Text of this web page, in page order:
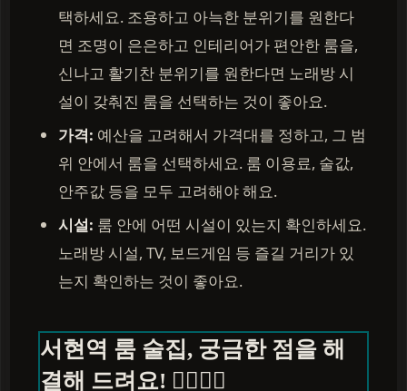
택하세요. 조용하고 아늑한 분위기를 원한다
면 조명이 은은하고 인테리어가 편안한 룸을,
신나고 활기찬 분위기를 원한다면 노래방 시
설이 갖춰진 룸을 선택하는 것이 좋아요.
가격: 예산을 고려해서 가격대를 정하고, 그 범
위 안에서 룸을 선택하세요. 룸 이용료, 술값,
안주값 등을 모두 고려해야 해요.
시설: 룸 안에 어떤 시설이 있는지 확인하세요.
노래방 시설, TV, 보드게임 등 즐길 거리가 있
는지 확인하는 것이 좋아요.
서현역 룸 술집, 궁금한 점을 해
결해 드려요! 🙋‍♀️🙋‍♂️